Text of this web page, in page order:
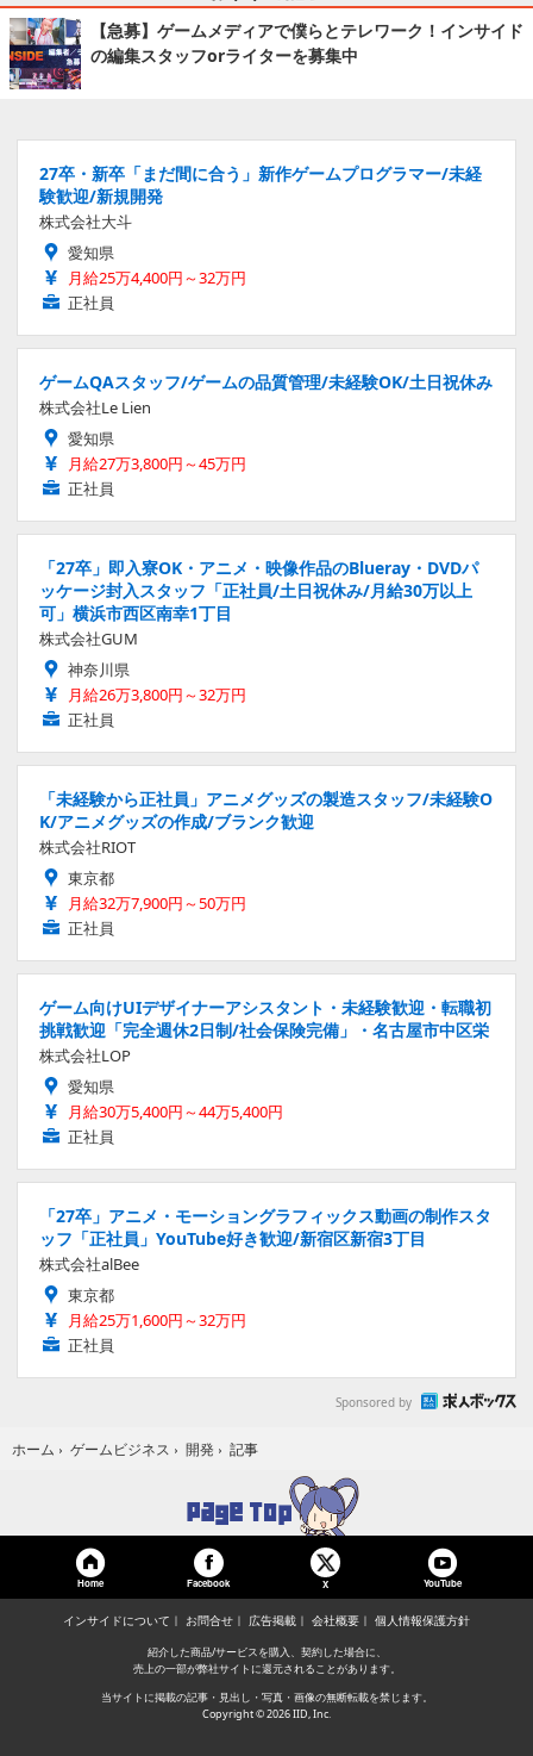
【急募】ゲームメディアで僕らとテレワーク！インサイド
の編集スタッフorライターを募集中
27卒・新卒「まだ間に合う」新作ゲームプログラマー/未経
験歓迎/新規開発
株式会社大斗
愛知県
月給25万4,400円～32万円
正社員
ゲームQAスタッフ/ゲームの品質管理/未経験OK/土日祝休み
株式会社Le Lien
愛知県
月給27万3,800円～45万円
正社員
「27卒」即入寮OK・アニメ・映像作品のBlueray・DVDパ
ッケージ封入スタッフ「正社員/土日祝休み/月給30万以上
可」横浜市西区南幸1丁目
株式会社GUM
神奈川県
月給26万3,800円～32万円
正社員
「未経験から正社員」アニメグッズの製造スタッフ/未経験O
K/アニメグッズの作成/ブランク歓迎
株式会社RIOT
東京都
月給32万7,900円～50万円
正社員
ゲーム向けUIデザイナーアシスタント・未経験歓迎・転職初
挑戦歓迎「完全週休2日制/社会保険完備」・名古屋市中区栄
株式会社LOP
愛知県
月給30万5,400円～44万5,400円
正社員
「27卒」アニメ・モーショングラフィックス動画の制作スタ
ッフ「正社員」YouTube好き歓迎/新宿区新宿3丁目
株式会社alBee
東京都
月給25万1,600円～32万円
正社員
Sponsored by
ホーム › ゲームビジネス › 開発 › 記事
Home Facebook X YouTube
インサイドについて お問合せ 広告掲載 会社概要 個人情報保護方針
紹介した商品/サービスを購入、契約した場合に、
売上の一部が弊社サイトに還元されることがあります。
当サイトに掲載の記事・見出し・写真・画像の無断転載を禁じます。
Copyright © 2026 IID, Inc.